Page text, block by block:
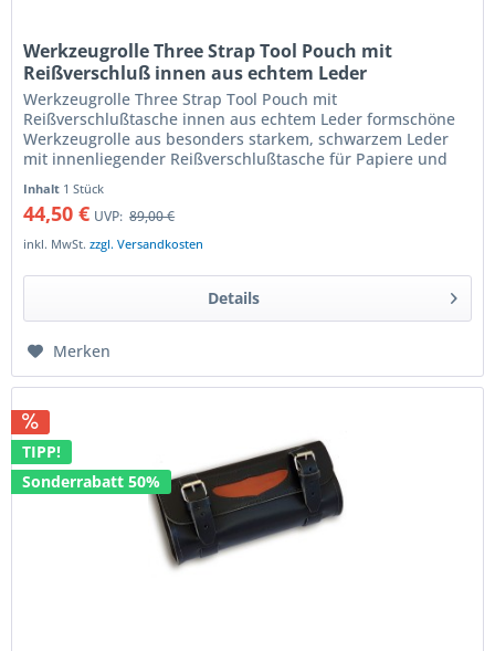
Werkzeugrolle Three Strap Tool Pouch mit
Reißverschluß innen aus echtem Leder
Werkzeugrolle Three Strap Tool Pouch mit
Reißverschlußtasche innen aus echtem Leder formschöne
Werkzeugrolle aus besonders starkem, schwarzem Leder
mit innenliegender Reißverschlußtasche für Papiere und
Inhalt 1 Stück
44,50 € UVP: 89,00 €
inkl. MwSt.zzgl. Versandkosten
Details
Merken
TIPP!
Sonderrabatt 50%